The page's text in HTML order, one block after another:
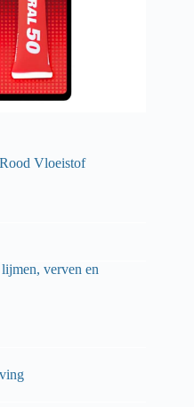
Vloeistof
verven en